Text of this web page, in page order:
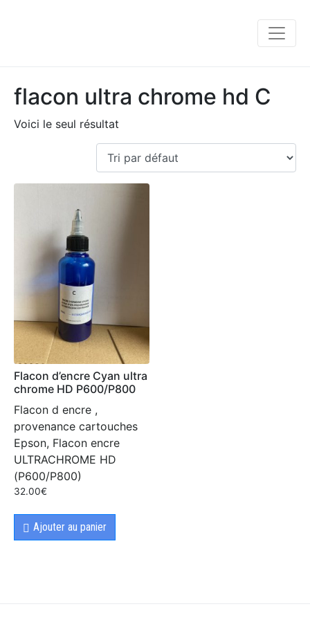
flacon ultra chrome hd C
Voici le seul résultat
Flacon d’encre Cyan ultra
chrome HD P600/P800
Flacon d encre ,
provenance cartouches
Epson, Flacon encre
ULTRACHROME HD
(P600/P800)
32.00€
Ajouter au panier